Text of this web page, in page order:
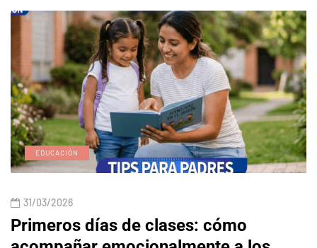
EDUCACIÓN
31/03/2026
Primeros días de clases: cómo